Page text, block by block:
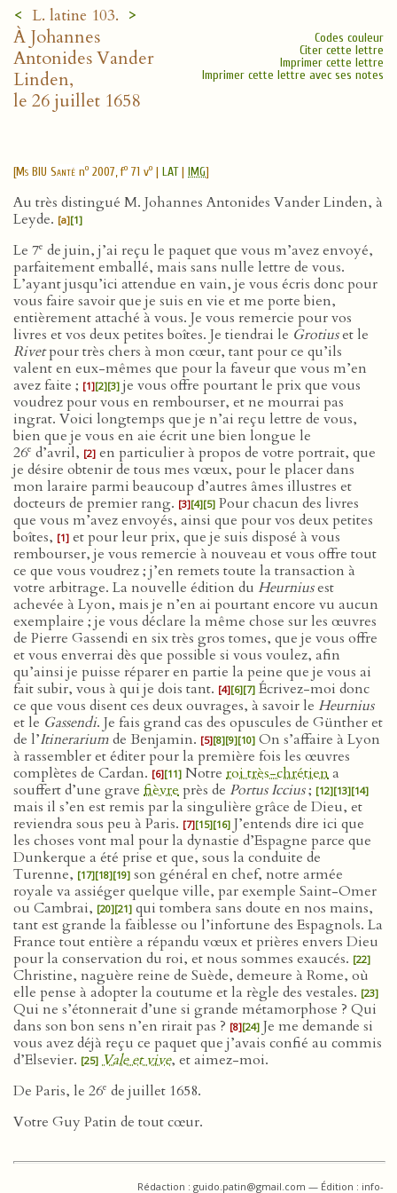
< L. latine 103. >
À Johannes
Antonides Vander
Linden,
le 26 juillet 1658
Codes couleur
Citer cette lettre
Imprimer cette lettre
Imprimer cette lettre avec ses notes
[Ms BIU Santé no 2007, fo 71 vo | LAT| IMG]
Au très distingué M. Johannes Antonides Vander Linden, à
Leyde. [a][1]
Le 7e de juin, j’ai reçu le paquet que vous m’avez envoyé,
parfaitement emballé, mais sans nulle lettre de vous.
L’ayant jusqu’ici attendue en vain, je vous écris donc pour
vous faire savoir que je suis en vie et me porte bien,
entièrement attaché à vous. Je vous remercie pour vos
livres et vos deux petites boîtes. Je tiendrai le Grotiuset le
Rivetpour très chers à mon cœur, tant pour ce qu’ils
valent en eux-mêmes que pour la faveur que vous m’en
avez faite ; [1][2][3] je vous offre pourtant le prix que vous
voudrez pour vous en rembourser, et ne mourrai pas
ingrat. Voici longtemps que je n’ai reçu lettre de vous,
bien que je vous en aie écrit une bien longue le
26e d’avril, [2] en particulier à propos de votre portrait, que
je désire obtenir de tous mes vœux, pour le placer dans
mon laraire parmi beaucoup d’autres âmes illustres et
docteurs de premier rang. [3][4][5] Pour chacun des livres
que vous m’avez envoyés, ainsi que pour vos deux petites
boîtes, [1] et pour leur prix, que je suis disposé à vous
rembourser, je vous remercie à nouveau et vous offre tout
ce que vous voudrez ; j’en remets toute la transaction à
votre arbitrage. La nouvelle édition du Heurniusest
achevée à Lyon, mais je n’en ai pourtant encore vu aucun
exemplaire ; je vous déclare la même chose sur les œuvres
de Pierre Gassendi en six très gros tomes, que je vous offre
et vous enverrai dès que possible si vous voulez, afin
qu’ainsi je puisse réparer en partie la peine que je vous ai
fait subir, vous à qui je dois tant. [4][6][7] Écrivez-moi donc
ce que vous disent ces deux ouvrages, à savoir le Heurnius
et le Gassendi. Je fais grand cas des opuscules de Günther et
de l’Itinerariumde Benjamin. [5][8][9][10] On s’affaire à Lyon
à rassembler et éditer pour la première fois les œuvres
complètes de Cardan. [6][11] Notre roi très-chrétiena
souffert d’une grave fièvreprès de Portus Iccius; [12][13][14]
mais il s’en est remis par la singulière grâce de Dieu, et
reviendra sous peu à Paris. [7][15][16] J’entends dire ici que
les choses vont mal pour la dynastie d’Espagne parce que
Dunkerque a été prise et que, sous la conduite de
Turenne, [17][18][19] son général en chef, notre armée
royale va assiéger quelque ville, par exemple Saint-Omer
ou Cambrai, [20][21] qui tombera sans doute en nos mains,
tant est grande la faiblesse ou l’infortune des Espagnols. La
France tout entière a répandu vœux et prières envers Dieu
pour la conservation du roi, et nous sommes exaucés. [22]
Christine, naguère reine de Suède, demeure à Rome, où
elle pense à adopter la coutume et la règle des vestales. [23]
Qui ne s’étonnerait d’une si grande métamorphose ? Qui
dans son bon sens n’en rirait pas ? [8][24] Je me demande si
vous avez déjà reçu ce paquet que j’avais confié au commis
d’Elsevier. [25] Vale et vive, et aimez-moi.
De Paris, le 26e de juillet 1658.
Votre Guy Patin de tout cœur.
Rédaction : guido.patin@gmail.com — Édition : info-